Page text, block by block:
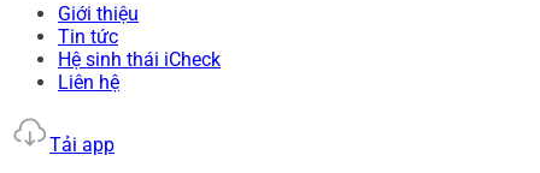
Giới thiệu
Tin tức
Hệ sinh thái iCheck
Liên hệ
Tải app